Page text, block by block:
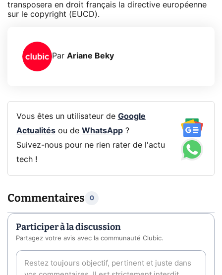
transposera en droit français la directive européenne
sur le copyright (EUCD).
Par Ariane Beky
Vous êtes un utilisateur de Google
Actualitésou de WhatsApp?
Suivez-nous pour ne rien rater de l'actu
tech !
Commentaires 0
Participer à la discussion
Partagez votre avis avec la communauté Clubic.